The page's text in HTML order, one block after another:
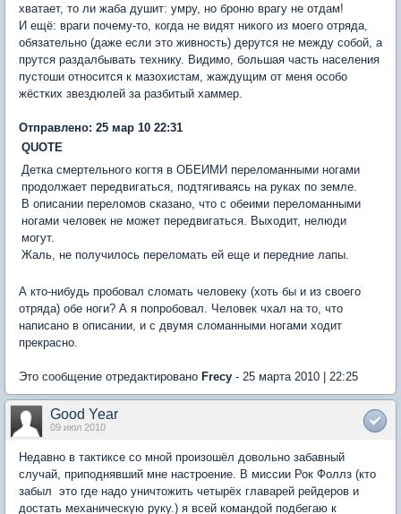
хватает, то ли жаба душит: умру, но броню врагу не отдам!
И ещё: враги почему-то, когда не видят никого из моего отряда,
обязательно (даже если это живность) дерутся не между собой, а
прутся раздалбывать технику. Видимо, большая часть населения
пустоши относится к мазохистам, жаждущим от меня особо
жёстких звездюлей за разбитый хаммер.
Отправлено: 25 мар 10 22:31
QUOTE
Детка смертельного когтя в ОБЕИМИ переломанными ногами
продолжает передвигаться, подтягиваясь на руках по земле.
В описании переломов сказано, что с обеими переломанными
ногами человек не может передвигаться. Выходит, нелюди 
могут.
Жаль, не получилось переломать ей еще и передние лапы.
А кто-нибудь пробовал сломать человеку (хоть бы и из своего
отряда) обе ноги? А я попробовал. Человек чхал на то, что
написано в описании, и с двумя сломанными ногами ходит
прекрасно.
Это сообщение отредактировано Frecy - 25 марта 2010 | 22:25
Good Year
09 июл 2010
Недавно в тактиксе со мной произошёл довольно забавный
случай, приподнявший мне настроение. В миссии Рок Фоллз (кто
забыл  это где надо уничтожить четырёх главарей рейдеров и
достать механическую руку.) я всей командой подбегаю к